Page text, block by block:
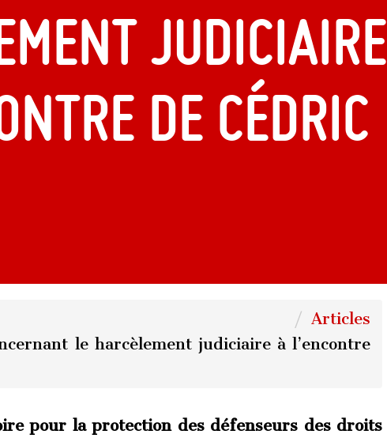
judiciaire
de Cédric
Articles
le harcèlement judiciaire à l’encontre
pour la protection des défenseurs des droits